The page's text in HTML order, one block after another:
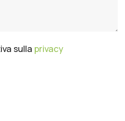
sulla privacy